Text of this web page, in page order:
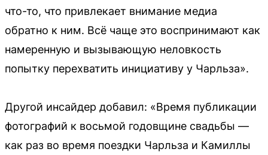
что-то, что привлекает внимание медиа
обратно к ним. Всё чаще это воспринимают как
намеренную и вызывающую неловкость
попытку перехватить инициативу у Чарльза».
Другой инсайдер добавил: «Время публикации
фотографий к восьмой годовщине свадьбы —
как раз во время поездки Чарльза и Камиллы